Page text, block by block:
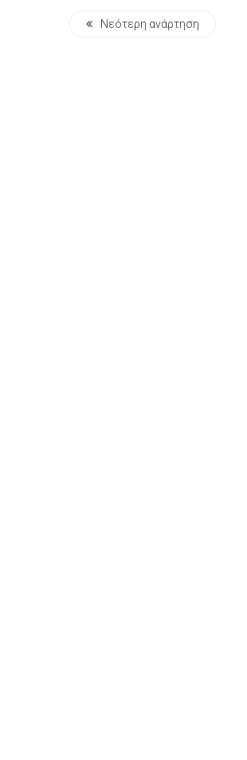
Νεότερη ανάρτηση